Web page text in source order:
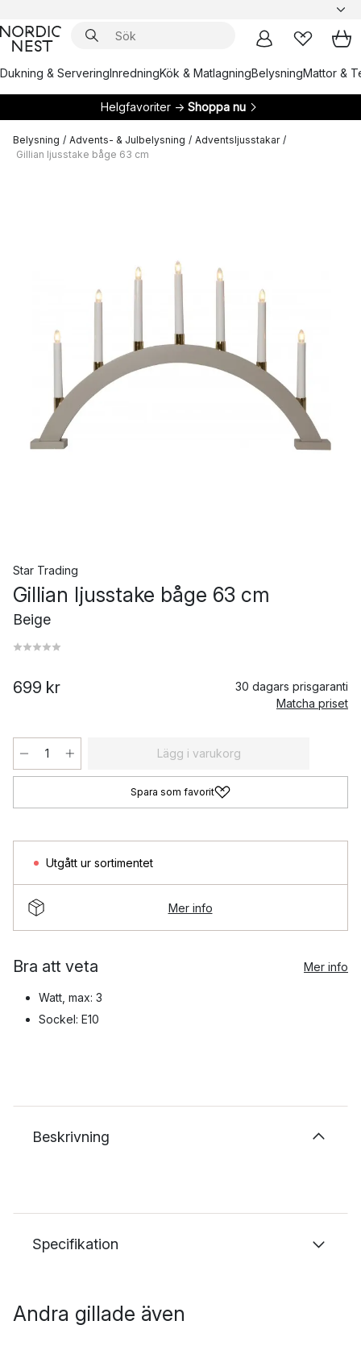
Dukning & ServeringInredningKök & MatlagningBelysningMattor &
Helgfavoriter → Shoppa nu
Belysning / Advents- & Julbelysning / Adventsljusstakar /
Gillian ljusstake båge 63 cm
Star Trading
Gillian ljusstake båge 63 cm
Beige
699 kr
30 dagars prisgaranti
Matcha priset
Lägg i varukorg
Spara som favorit
Utgått ur sortimentet
Mer info
Bra att veta Mer info
Watt, max: 3
Sockel: E10
Beskrivning
Specifikation
Andra gillade även